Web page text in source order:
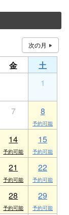
金
土
1
7 8
14 15
21 22
28 29